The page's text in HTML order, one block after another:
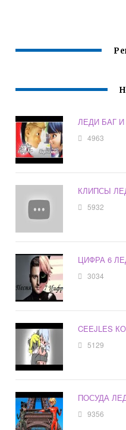
ЛЕДИ БАГ
4963
КЛИПСЫ
5932
ЦИФРА 6
3034
CEEJLES
5129
ПОСУДА
9356